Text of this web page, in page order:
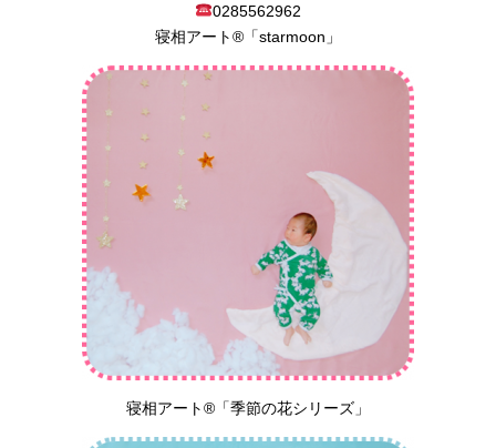
0285562962
寝相アート®︎「starmoon」
寝相アート®︎「季節の花シリーズ」